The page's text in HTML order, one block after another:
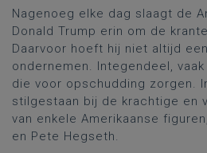
Nagenoeg elke dag slaagt de
Donald Trump erin om de
Daarvoor hoeft hij niet altijd
ondernemen. Integendeel,
die voor opschudding zorgen.
stilgestaan bij de krachtige en
van enkele Amerikaanse
en Pete Hegseth.